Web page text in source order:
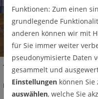
Nachrichten
Publikation zum Projekt
Engineering&quot; wurde bei
Funktionen: Zum einen
grundlegende
anderen können wir mit
für Sie immer weiter
pseudonymisierte Daten
gesammelt und
Einstellungen können Sie
auswählen, welche Sie